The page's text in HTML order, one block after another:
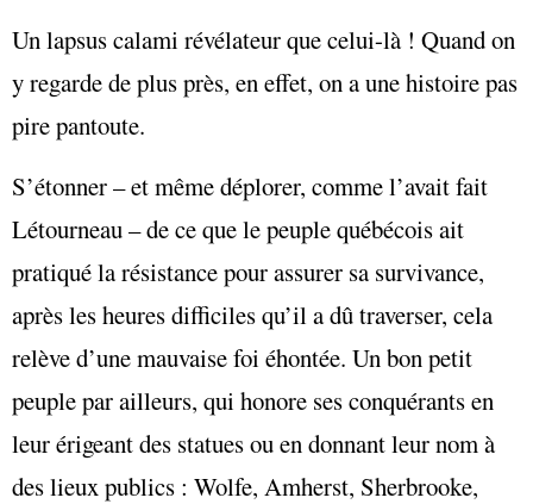
Un lapsus calami révélateur que celui-là ! Quand on
y regarde de plus près, en effet, on a une histoire pas
pire pantoute.
S’étonner – et même déplorer, comme l’avait fait
Létourneau – de ce que le peuple québécois ait
pratiqué la résistance pour assurer sa survivance,
après les heures difficiles qu’il a dû traverser, cela
relève d’une mauvaise foi éhontée. Un bon petit
peuple par ailleurs, qui honore ses conquérants en
leur érigeant des statues ou en donnant leur nom à
des lieux publics : Wolfe, Amherst, Sherbrooke,